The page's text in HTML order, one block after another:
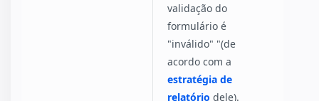
validação do
formulário é
"inválido" "(de
acordo com a
estratégia de
relatório dele).